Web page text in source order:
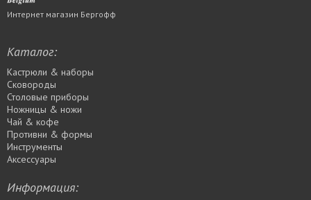
Интернет магазин Бергофф
Каталог:
Кастрюли & наборы
Сковороды
Столовые приборы
Ножницы & ножи
Чай & кофе
Противни & формы
Инструменты
Аксессуары
Информация: